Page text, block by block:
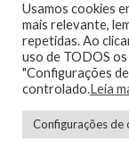
Carmelitas |
Zona Sul
Bloco dos
Rua Bulhões
Simpatia é
Usamos cookies
mais relevante,
repetidas. Ao
uso de TODOS
"Configurações
controlado.Leia
Configurações de